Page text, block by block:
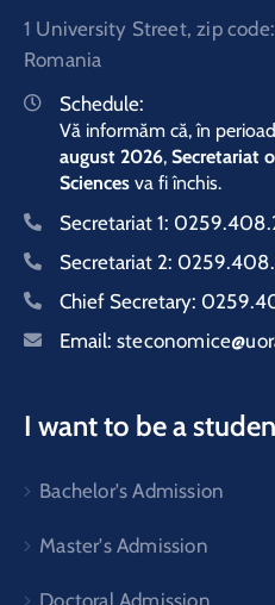
1 University Street, zip
Romania
Schedule:
Vă informăm că, în
august 2026, Secretariat
Sciences va fi închis.
Secretariat 1:
Secretariat 2:
Chief Secretary:
Email:
I want to be a
Bachelor's Admission
Master's Admission
Doctoral Admission